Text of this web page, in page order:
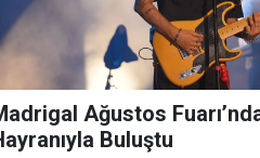
Ağustos Fuarı’nda Binlerce
Buluştu